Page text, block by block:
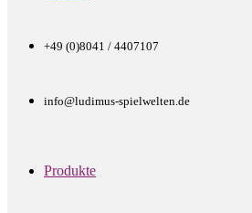
+49 (0)8041 / 4407107
info@ludimus-spielwelten.de
Produkte